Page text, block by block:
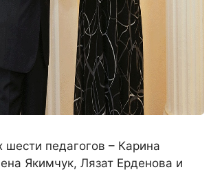
шести педагогов – Карина
Якимчук, Лязат Ерденова и